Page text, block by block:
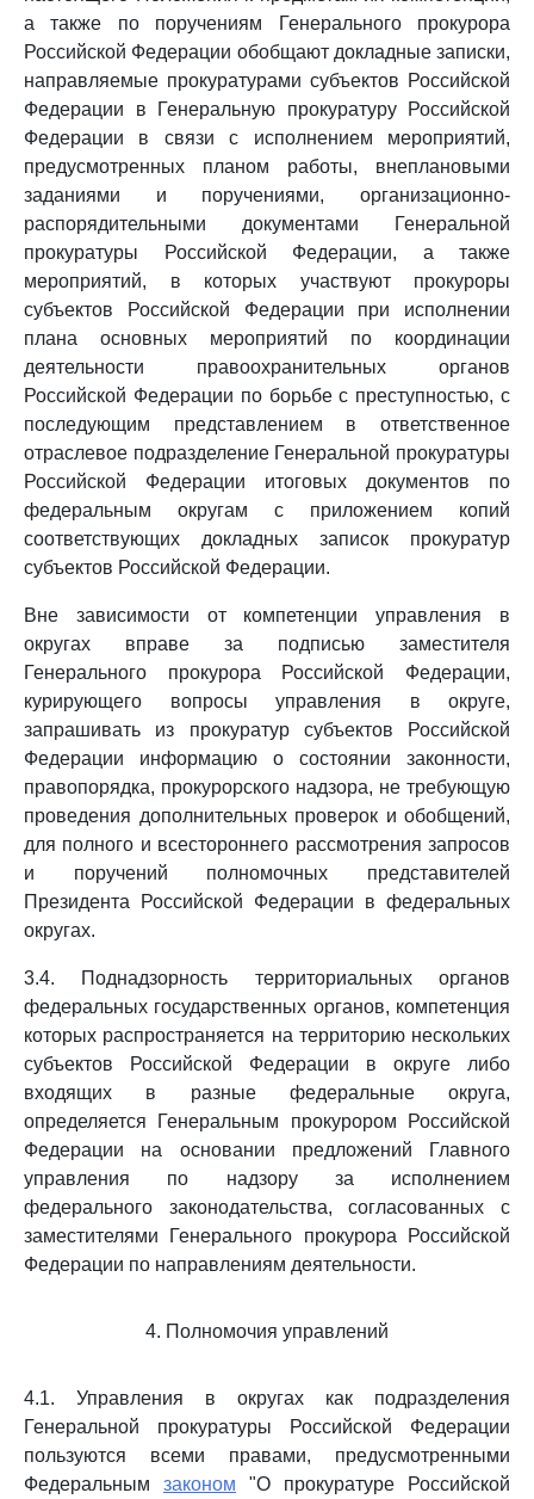
а также по поручениям Генерального прокурора
Российской Федерации обобщают докладные записки,
направляемые прокуратурами субъектов Российской
Федерации в Генеральную прокуратуру Российской
Федерации в связи с исполнением мероприятий,
предусмотренных планом работы, внеплановыми
заданиями и поручениями, организационно-
распорядительными документами Генеральной
прокуратуры Российской Федерации, а также
мероприятий, в которых участвуют прокуроры
субъектов Российской Федерации при исполнении
плана основных мероприятий по координации
деятельности правоохранительных органов
Российской Федерации по борьбе с преступностью, с
последующим представлением в ответственное
отраслевое подразделение Генеральной прокуратуры
Российской Федерации итоговых документов по
федеральным округам с приложением копий
соответствующих докладных записок прокуратур
субъектов Российской Федерации.
Вне зависимости от компетенции управления в
округах вправе за подписью заместителя
Генерального прокурора Российской Федерации,
курирующего вопросы управления в округе,
запрашивать из прокуратур субъектов Российской
Федерации информацию о состоянии законности,
правопорядка, прокурорского надзора, не требующую
проведения дополнительных проверок и обобщений,
для полного и всестороннего рассмотрения запросов
и поручений полномочных представителей
Президента Российской Федерации в федеральных
округах.
3.4. Поднадзорность территориальных органов
федеральных государственных органов, компетенция
которых распространяется на территорию нескольких
субъектов Российской Федерации в округе либо
входящих в разные федеральные округа,
определяется Генеральным прокурором Российской
Федерации на основании предложений Главного
управления по надзору за исполнением
федерального законодательства, согласованных с
заместителями Генерального прокурора Российской
Федерации по направлениям деятельности.
4. Полномочия управлений
4.1. Управления в округах как подразделения
Генеральной прокуратуры Российской Федерации
пользуются всеми правами, предусмотренными
Федеральным законом "О прокуратуре Российской